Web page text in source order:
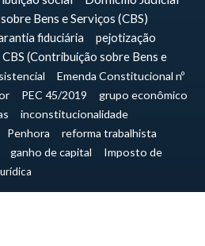
Bens e Serviços (CBS)
fiduciária
pejotização
CBS (Contribuição sobre Bens e
Emenda Constitucional nº
PEC 45/2019
grupo econômico
inconstitucionalidade
Penhora
reforma trabalhista
ganho de capital
Imposto de